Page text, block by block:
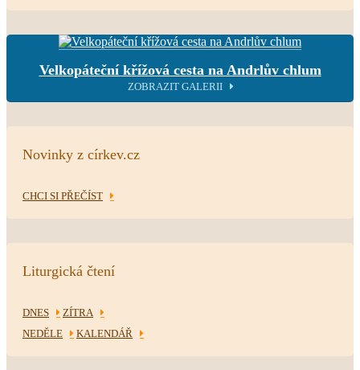
Velkopáteční křížová cesta na Andrlův chlum
ZOBRAZIT GALERII
Novinky z církev.cz
CHCI SI PŘEČÍST
Liturgická čtení
DNES
ZÍTRA
NEDĚLE
KALENDÁŘ